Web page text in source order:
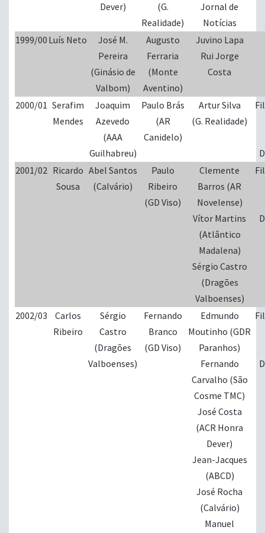
Dever)
(G.
Realidade)
Jornal de
Notícias
1999/00 Luís Neto
José M.
Pereira
(Ginásio de
Valbom)
Augusto
Ferraria
(Monte
Aventino)
Juvino Lapa
Rui Jorge
Costa
2000/01 Serafim
Mendes
Joaquim
Azevedo
(AAA
Guilhabreu)
Paulo Brás
(AR
Canidelo)
Artur Silva
(G. Realidade)
2001/02 Ricardo
Sousa
Abel Santos
(Calvário)
Paulo
Ribeiro
(GD Viso)
Clemente
Barros (AR
Novelense)
Vítor Martins
(Atlântico
Madalena)
Sérgio Castro
(Dragões
Valboenses)
2002/03
Carlos
Ribeiro
Sérgio
Castro
(Dragões
Valboenses)
Fernando
Branco
(GD Viso)
Edmundo
Moutinho (GDR
Paranhos)
Fernando
Carvalho (São
Cosme TMC)
José Costa
(ACR Honra
Dever)
Jean-Jacques
(ABCD)
José Rocha
(Calvário)
Manuel